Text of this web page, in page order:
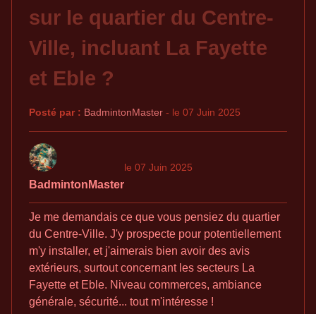
sur le quartier du Centre-
Ville, incluant La Fayette
et Eble ?
Posté par : BadmintonMaster - le 07 Juin 2025
BadmintonMaster
le 07 Juin 2025
Je me demandais ce que vous pensiez du quartier
du Centre-Ville. J'y prospecte pour potentiellement
m'y installer, et j'aimerais bien avoir des avis
extérieurs, surtout concernant les secteurs La
Fayette et Eble. Niveau commerces, ambiance
générale, sécurité... tout m'intéresse !